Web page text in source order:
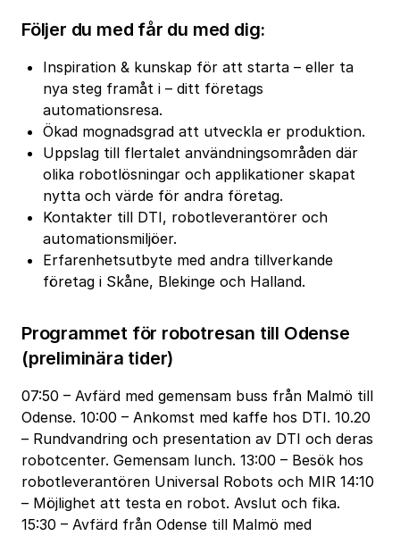
Följer du med får du med dig:
Inspiration & kunskap för att starta – eller ta
nya steg framåt i – ditt företags
automationsresa.
Ökad mognadsgrad att utveckla er produktion.
Uppslag till flertalet användningsområden där
olika robotlösningar och applikationer skapat
nytta och värde för andra företag.
Kontakter till DTI, robotleverantörer och
automationsmiljöer.
Erfarenhetsutbyte med andra tillverkande
företag i Skåne, Blekinge och Halland.
Programmet för robotresan till Odense
(preliminära tider)
07:50 – Avfärd med gemensam buss från Malmö till
Odense. 10:00 – Ankomst med kaffe hos DTI. 10.20
– Rundvandring och presentation av DTI och deras
robotcenter. Gemensam lunch. 13:00 – Besök hos
robotleverantören Universal Robots och MIR 14:10
– Möjlighet att testa en robot. Avslut och fika.
15:30 – Avfärd från Odense till Malmö med